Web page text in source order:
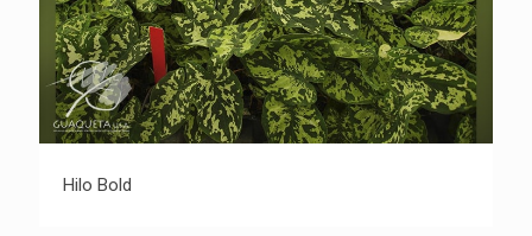
Hilo Bold